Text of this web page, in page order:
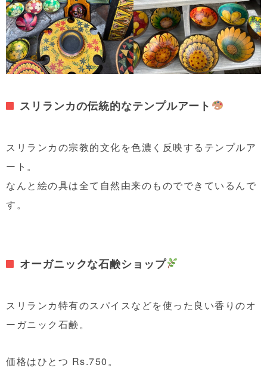
スリランカの伝統的なテンプルアート
スリランカの宗教的文化を色濃く反映する テンプルア
ート。
なんと絵の具は全て自然由来のものでできているんで
す。
オーガニックな石鹸ショップ
スリランカ特有のスパイスなどを使った良い香りのオ
ーガニック石鹸。
価格はひとつ Rs.750。